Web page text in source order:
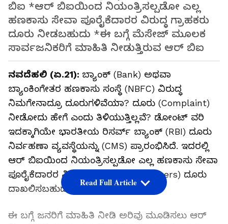
ಬಿಐ *ಆರ್ ಬಿಐಯಿಂದ ನಿಯಂತ್ರಿಸಲ್ಪಡೋ ಎಲ್ಲ
ಹಣಕಾಸು ಸೇವಾ ಪೂರೈಕೆದಾರರ ವಿರುದ್ಧ ಗ್ರಾಹಕರು
ದೂರು ನೀಡಬಹುದು *ಈ ಬಗ್ಗೆ ಮೆಸೇಜ್ ಮೂಲಕ
ಸಾರ್ವಜನಿಕರಿಗೆ ಮಾಹಿತಿ ನೀಡುತ್ತಿರುವ ಆರ್ ಬಿಐ
ನವದೆಹಲಿ (ಏ.21): ಬ್ಯಾಂಕ್ (Bank) ಅಥವಾ
ಬ್ಯಾಂಕಿಂಗೇತರ ಹಣಕಾಸು ಸಂಸ್ಥೆ (NBFC) ವಿರುದ್ಧ
ನಿಮಗೇನಾದ್ರೂ ದೂರುಗಳಿವೆಯಾ? ದೂರು (Complaint)
ನೀಡೋದು ಹೇಗೆ ಎಂದು ತಿಳಿಯುತ್ತಿಲ್ಲವೆ? ಡೋಂಟ್ ವರಿ
ಇದಕ್ಕಾಗಿಯೇ ಭಾರತೀಯ ರಿಸರ್ವ್ ಬ್ಯಾಂಕ್ (RBI) ದೂರು
ನಿರ್ವಹಣಾ ವ್ಯವಸ್ಥೆಯನ್ನು (CMS) ಪ್ರಾರಂಭಿಸಿದೆ. ಇದರಲ್ಲಿ
ಆರ್ ಬಿಐಯಿಂದ ನಿಯಂತ್ರಿಸಲ್ಪಡೋ ಎಲ್ಲ ಹಣಕಾಸು ಸೇವಾ
ಪೂರೈಕೆದಾರರ ವಿರುದ್ಧ ಗ್ರಾಹಕರು (Customers) ದೂರು
ದಾಖಲಿಸಬಹುದು.
ಈ ಬಗ್ಗೆ ಜನರಿಗೆ ಮಾಹಿತಿ ನೀಡಿ ಅರಿವು ಮೂಡಿಸಲು ಆರ್
Read Full Article